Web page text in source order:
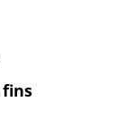
fins